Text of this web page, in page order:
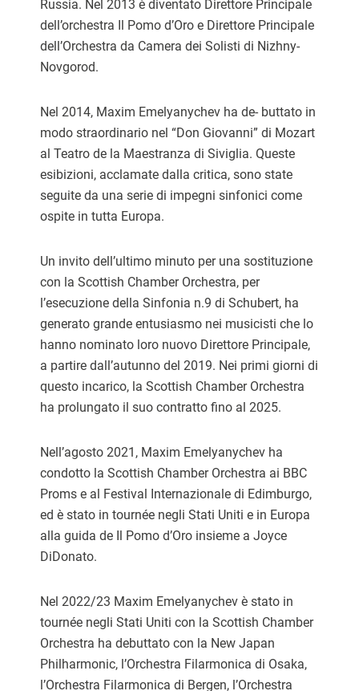
Russia. Nel 2013 è diventato Direttore Principale
dell’orchestra Il Pomo d’Oro e Direttore Principale
dell’Orchestra da Camera dei Solisti di Nizhny-
Novgorod.
Nel 2014, Maxim Emelyanychev ha de- buttato in
modo straordinario nel “Don Giovanni” di Mozart
al Teatro de la Maestranza di Siviglia. Queste
esibizioni, acclamate dalla critica, sono state
seguite da una serie di impegni sinfonici come
ospite in tutta Europa.
Un invito dell’ultimo minuto per una sostituzione
con la Scottish Chamber Orchestra, per
l’esecuzione della Sinfonia n.9 di Schubert, ha
generato grande entusiasmo nei musicisti che lo
hanno nominato loro nuovo Direttore Principale,
a partire dall’autunno del 2019. Nei primi giorni di
questo incarico, la Scottish Chamber Orchestra
ha prolungato il suo contratto fino al 2025.
Nell’agosto 2021, Maxim Emelyanychev ha
condotto la Scottish Chamber Orchestra ai BBC
Proms e al Festival Internazionale di Edimburgo,
ed è stato in tournée negli Stati Uniti e in Europa
alla guida de Il Pomo d’Oro insieme a Joyce
DiDonato.
Nel 2022/23 Maxim Emelyanychev è stato in
tournée negli Stati Uniti con la Scottish Chamber
Orchestra ha debuttato con la New Japan
Philharmonic, l’Orchestra Filarmonica di Osaka,
l’Orchestra Filarmonica di Bergen, l’Orchestra